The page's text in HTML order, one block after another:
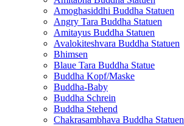
Amoghasiddhi Buddha Statuen
Angry Tara Buddha Statuen
Amitayus Buddha Statuen
Avalokiteshvara Buddha Statuen
Bhimsen
Blaue Tara Buddha Statue
Buddha Kopf/Maske
Buddha-Baby
Buddha Schrein
Buddha Stehend
Chakrasambhava Buddha Statuen